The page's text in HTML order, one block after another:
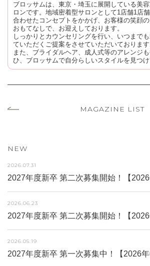
ブロッサムは、東京・埼玉に展開している美
ロンです。地域密着型サロンとして1店舗1店
合わせたコンセプトをかかげ、お客様の笑顔
おもてなしで、お迎えしております。
しっかりとカウンセリングを行い、いつまで
ていただくご提案をさせていただいております
また、ブライダルヘア、成人式等のアレンジ
ひ、ブロッサムで自分らしいスタイルを見つけ
MAGAZINE LIST
NEW
2026.07.31
2027年度新卒 第二次募集開始！【2026
2026.06.23
2027年度新卒 第二次募集開始！【2026
2026.05.19
2027年度新卒 第一次募集中！【2026年